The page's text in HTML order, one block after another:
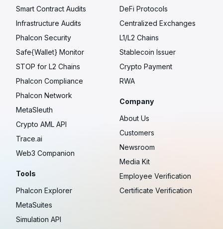
Smart Contract Audits
Infrastructure Audits
Phalcon Security
Safe{Wallet} Monitor
STOP for L2 Chains
Phalcon Compliance
Phalcon Network
MetaSleuth
Crypto AML API
Trace.ai
Web3 Companion
Tools
Phalcon Explorer
MetaSuites
Simulation API
DeFi Protocols
Centralized Exchanges
L1/L2 Chains
Stablecoin Issuer
Crypto Payment
RWA
Company
About Us
Customers
Newsroom
Media Kit
Employee Verification
Certificate Verification